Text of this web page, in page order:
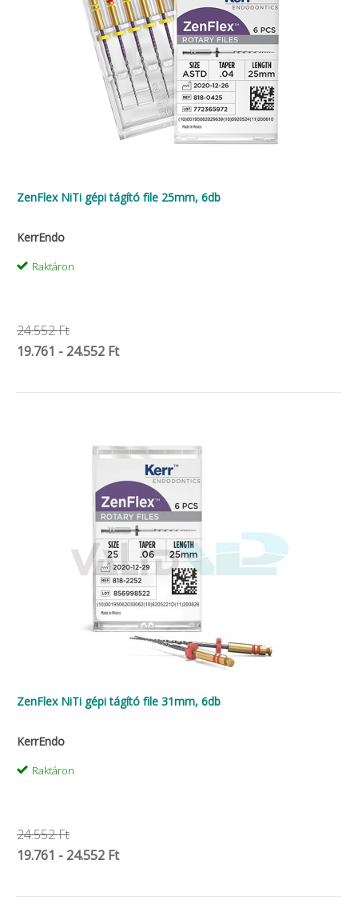
ZenFlex NiTi gépi tágító file 25mm, 6db
KerrEndo
Raktáron
24.552 Ft
19.761 - 24.552 Ft
ZenFlex NiTi gépi tágító file 31mm, 6db
KerrEndo
Raktáron
24.552 Ft
19.761 - 24.552 Ft